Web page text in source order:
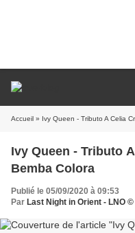
Accueil » Ivy Queen - Tributo A Celia
Ivy Queen - Tributo
Bemba Colora
Publié le 05/09/2020 à 09:53
Par Last Night in Orient - LNO ©